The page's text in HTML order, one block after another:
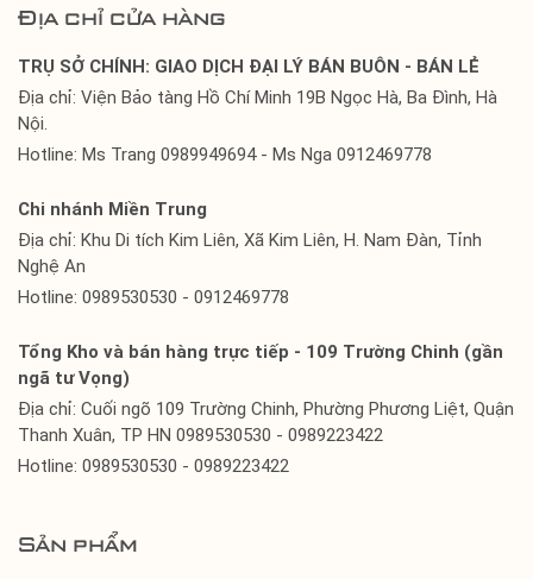
Địa chỉ cửa hàng
TRỤ SỞ CHÍNH: GIAO DỊCH ĐẠI LÝ BÁN BUÔN - BÁN LẺ
Địa chỉ: Viện Bảo tàng Hồ Chí Minh 19B Ngọc Hà, Ba Đình, Hà
Nội.
Hotline: Ms Trang 0989949694 - Ms Nga 0912469778
Chi nhánh Miền Trung
Địa chỉ: Khu Di tích Kim Liên, Xã Kim Liên, H. Nam Đàn, Tỉnh
Nghệ An
Hotline: 0989530530 - 0912469778
Tổng Kho và bán hàng trực tiếp - 109 Trường Chinh (gần
ngã tư Vọng)
Địa chỉ: Cuối ngõ 109 Trường Chinh, Phường Phương Liệt, Quận
Thanh Xuân, TP HN 0989530530 - 0989223422
Hotline: 0989530530 - 0989223422
Sản phẩm